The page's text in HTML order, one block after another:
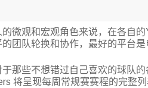
的微观和宏观角色来说，在各自
团队轮换和协作，最好的平台是
于那些不想错过自己喜欢的球队
将呈现每周常规赛赛程的完整列